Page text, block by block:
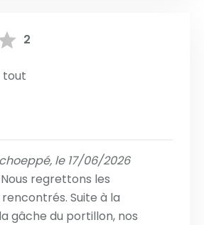
2
tout
le 17/06/2026
Nous regrettons les
Suite à la
gâche du portillon, nos